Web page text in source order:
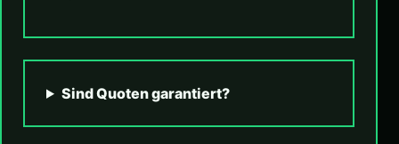
Sind Quoten garantiert?